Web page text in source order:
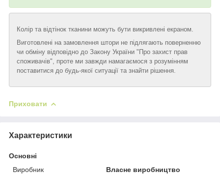
Колір та відтінок тканини можуть бути викривлені екраном.
Виготовлені на замовлення штори не підлягають поверненню
чи обміну відповідно до Закону України "Про захист прав
споживачів", проте ми завжди намагаємося з розумінням
поставитися до будь-якої ситуації та знайти рішення.
Приховати
Характеристики
Основні
Виробник
Власне виробництво